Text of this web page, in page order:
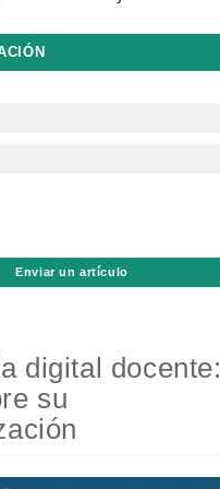
Enviar un artículo
digital docente:
su